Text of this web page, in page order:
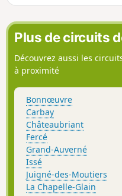
Plus de circuits
Découvrez aussi les
à proximité
Bonnœuvre
Carbay
Châteaubriant
Fercé
Grand-Auverné
Issé
Juigné-des-Moutiers
La Chapelle-Glain